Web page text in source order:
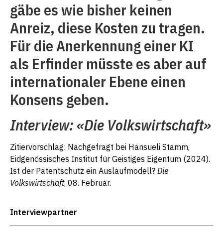
gäbe es wie bisher keinen
Anreiz, diese Kosten zu tragen.
Für die Anerkennung einer KI
als Erfinder müsste es aber auf
internationaler Ebene einen
Konsens geben.
Interview: «Die Volkswirtschaft»
Zitiervorschlag: Nachgefragt bei Hansueli Stamm,
Eidgenössisches Institut für Geistiges Eigentum (2024).
Ist der Patentschutz ein Auslaufmodell? Die
Volkswirtschaft, 08. Februar.
Interviewpartner